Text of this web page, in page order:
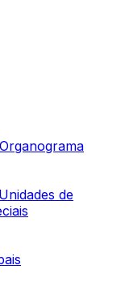
Organograma
Unidades de